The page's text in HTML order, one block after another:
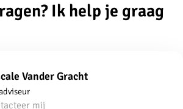
Ik help je graag
Vander Gracht
mij